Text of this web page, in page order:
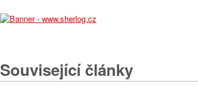
Související články